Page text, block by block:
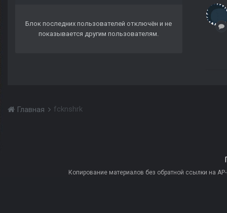
Блок последних пользователей отключён и не
показывается другим пользователям.
Главная fcknshrk
Копирование материалов без обратной ссылки на